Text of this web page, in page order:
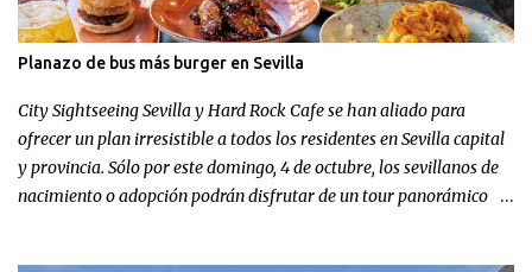
Planazo de bus más burger en Sevilla
City Sightseeing Sevilla y Hard Rock Cafe se han aliado para
ofrecer un plan irresistible a todos los residentes en Sevilla capital
y provincia. Sólo por este domingo, 4 de octubre, los sevillanos de
nacimiento o adopción podrán disfrutar de un tour panorámico